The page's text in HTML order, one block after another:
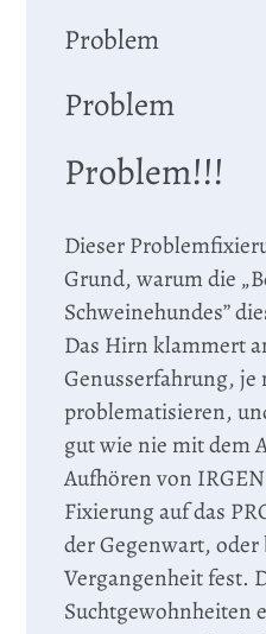
Problem
Problem
Problem!!!
Dieser
Grund, warum die
Schweinehundes”
Das Hirn klammert
Genusserfahrung, je
problematisieren,
gut wie nie mit dem
Aufhören von
Fixierung auf das
der Gegenwart, oder
Vergangenheit fest.
Suchtgewohnheiten